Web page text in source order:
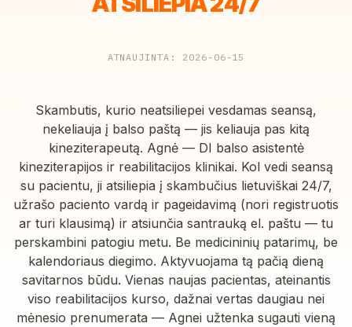
ATNAUJINTA: 2026-06-15
Skambutis, kurio neatsiliepei vesdamas seansą,
nekeliauja į balso paštą — jis keliauja pas kitą
kineziterapeutą. Agnė — DI balso asistentė
kineziterapijos ir reabilitacijos klinikai. Kol vedi seansą
su pacientu, ji atsiliepia į skambučius lietuviškai 24/7,
užrašo paciento vardą ir pageidavimą (nori registruotis
ar turi klausimą) ir atsiunčia santrauką el. paštu — tu
perskambini patogiu metu. Be medicininių patarimų, be
kalendoriaus diegimo. Aktyvuojama tą pačią dieną
savitarnos būdu. Vienas naujas pacientas, ateinantis
viso reabilitacijos kurso, dažnai vertas daugiau nei
mėnesio prenumerata — Agnei užtenka sugauti vieną